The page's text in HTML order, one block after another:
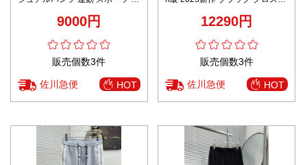
9000円
販売個数3件
佐川急便 HOT
ストリート12290円
販売個数3件
佐川急便 HOT